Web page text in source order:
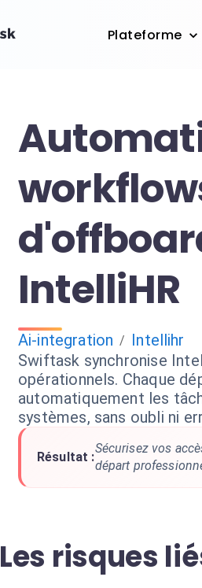
Plateforme
IntelliHR
Ai-integration / Intellihr
Swiftask synchronise
opérationnels. Chaque
automatiquement les
systèmes, sans oubli ni
Résultat :
Sécurisez vos
départ
Les risques